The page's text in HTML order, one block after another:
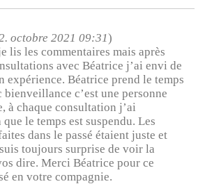
octobre 2021 09:31)
lis les commentaires mais après
avec Béatrice j’ai envi de
expérience. Béatrice prend le temps
bienveillance c’est une personne
à chaque consultation j’ai
le temps est suspendu. Les
dans le passé étaient juste et
toujours surprise de voir la
dire. Merci Béatrice pour ce
en votre compagnie.